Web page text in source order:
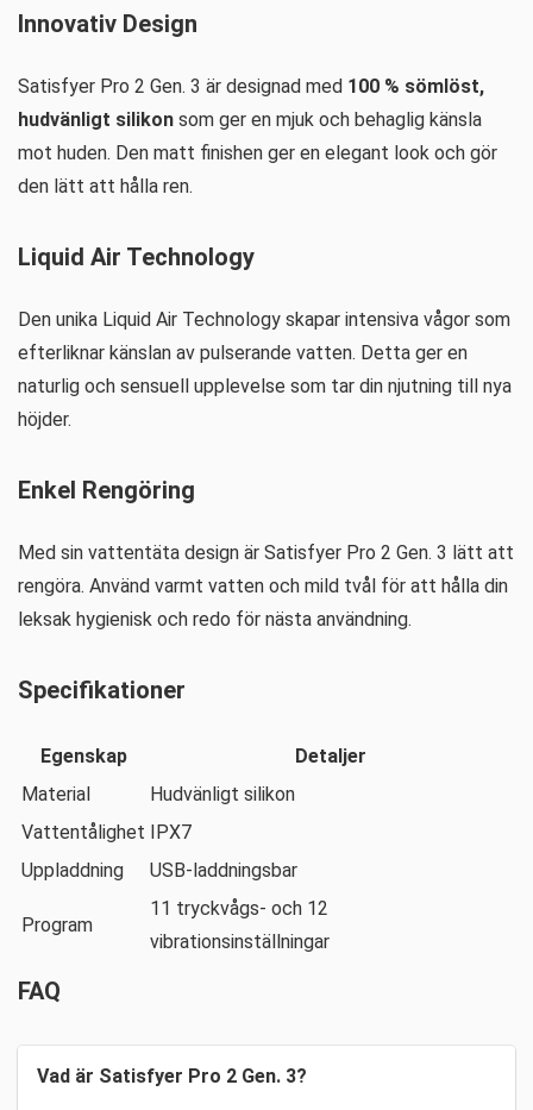
Innovativ Design
Satisfyer Pro 2 Gen. 3 är designad med 100 % sömlöst,
hudvänligt silikon som ger en mjuk och behaglig känsla
mot huden. Den matt finishen ger en elegant look och gör
den lätt att hålla ren.
Liquid Air Technology
Den unika Liquid Air Technology skapar intensiva vågor som
efterliknar känslan av pulserande vatten. Detta ger en
naturlig och sensuell upplevelse som tar din njutning till nya
höjder.
Enkel Rengöring
Med sin vattentäta design är Satisfyer Pro 2 Gen. 3 lätt att
rengöra. Använd varmt vatten och mild tvål för att hålla din
leksak hygienisk och redo för nästa användning.
Specifikationer
Egenskap
Detaljer
Material
Hudvänligt silikon
Vattentålighet IPX7
Uppladdning
USB-laddningsbar
Program
11 tryckvågs- och 12
vibrationsinställningar
FAQ
Vad är Satisfyer Pro 2 Gen. 3?